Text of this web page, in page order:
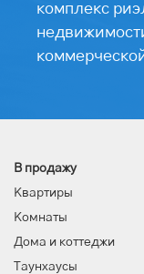
комплекс
В продажу
Квартиры
Комнаты
Дома и коттеджи
Таунхаусы